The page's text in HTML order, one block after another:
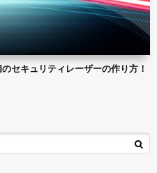
セキュリティレーザーの作り方！